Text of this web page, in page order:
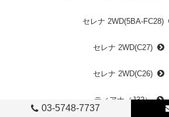
03-5748-7737
セレナ 2WD(5BA-FC28)
セレナ 2WD(C27)
セレナ 2WD(C26)
ティアナ（J32）